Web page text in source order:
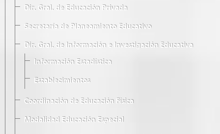
Dir. Gral. de Educación Privada
Secretaría de Planeamiento Educativo
Dir. Gral. de Información e Investigación Educativa
Información Estadística
Establecimientos
Coordinación de Educación Física
Modalidad Educación Especial